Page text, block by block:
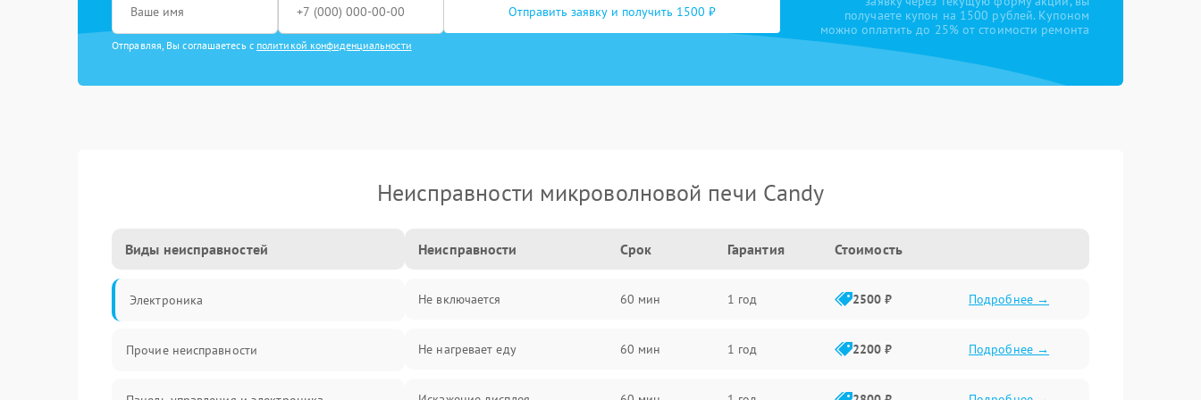
Отправить заявку и получить 1500 ₽
Отправляя, Вы соглашаетесь с политикой конфиденциальности
получаете купон на 1500 рублей. Купоном
можно оплатить до 25% от стоимости ремонта
Неисправности микроволновой печи Candy
Виды неисправностей
Электроника
Прочие неисправности
Неисправности Срок Гарантия Стоимость
Не включается 60 мин 1 год 2500 ₽ Подробнее →
Не нагревает еду 60 мин 1 год 2200 ₽ Подробнее →